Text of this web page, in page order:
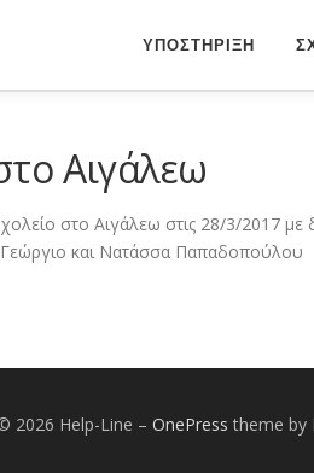
ΥΠΟΣΤΗΡΙΞΗ
Αιγάλεω
στο Αιγάλεω στις 28/3/2017
και Νατάσσα Παπαδοπούλου
2026 Help-Line – OnePress theme by